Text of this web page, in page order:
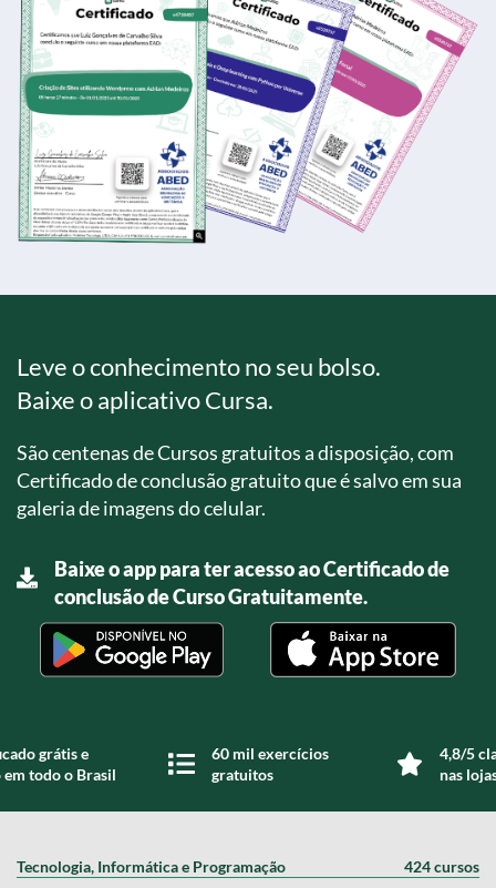
Leve o conhecimento no seu bolso.
Baixe o aplicativo Cursa.
São centenas de Cursos gratuitos a disposição, com
Certificado de conclusão gratuito que é salvo em sua
galeria de imagens do celular.
Baixe o app para ter acesso ao Certificado de
conclusão de Curso Gratuitamente.
grátis e
todo o Brasil
60 mil exercícios
gratuitos
4,8/5
nas
Tecnologia, Informática e Programação 424 cursos